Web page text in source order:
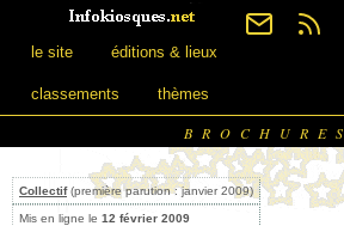
le site éditions & lieux
classements thèmes
BROCHURES
Collectif (première parution : janvier 2009)
Mis en ligne le 12 février 2009